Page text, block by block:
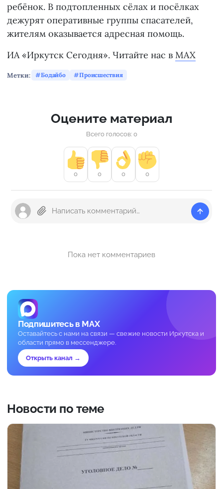
ребёнок. В подтопленных сёлах и посёлках
дежурят оперативные группы спасателей,
жителям оказывается адресная помощь.
ИА «Иркутск Сегодня». Читайте нас в MAX
Метки: Бодайбо Происшествия
Оцените материал
Всего голосов: 0
0 0 0 0
Пока нет комментариев
Подпишитесь в MAX
Оставайтесь с нами на связи — свежие новости Иркутска и
области прямо в мессенджере.
Открыть канал →
Новости по теме